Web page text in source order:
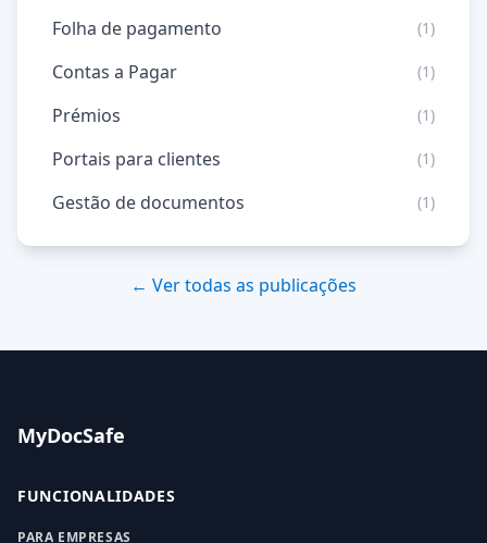
Folha de pagamento (1)
Contas a Pagar (1)
Prémios (1)
Portais para clientes (1)
Gestão de documentos (1)
← Ver todas as publicações
MyDocSafe
FUNCIONALIDADES
PARA EMPRESAS